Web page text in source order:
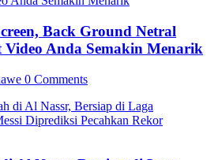
Back Ground Netral
Video Anda Semakin Menarik
0 Comments